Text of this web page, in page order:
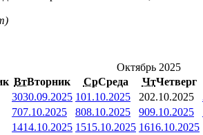
Октябрь 2025
ВтВторник СрСреда ЧтЧетверг
3030.09.2025 101.10.2025 202.10.2025
707.10.2025 808.10.2025 909.10.2025
1414.10.2025 1515.10.2025 1616.10.2025